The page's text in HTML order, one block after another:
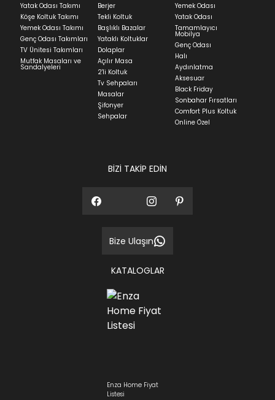
Yatak Odası Takımı
Köşe Koltuk Takımı
Yemek Odası Takımı
Genç Odası Takımları
TV Ünitesi Takımları
Mutfak Masaları ve
Sandalyeleri
Berjer
Tekli Koltuk
Başlıklı Bazalar
Yataklı Koltuklar
Dolaplar
Açılır Masa
2'li Koltuk
Tv Sehpaları
Masalar
Şifonyer
Sehpalar
Yemek Odası
Yatak Odası
Tamamlayıcı
Mobilya
Genç Odası
Halı
Aydınlatma
Aksesuar
Black Friday
Sonbahar Fırsatları
Comfort Plus Koltuk
Online Özel
BİZİ TAKİP EDİN
Bize Ulaşın
KATALOGLAR
Enza Home Fiyat
Listesi